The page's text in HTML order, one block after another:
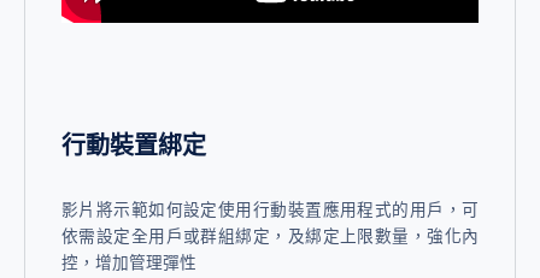
行動裝置綁定
影片將示範如何設定使用行動裝置應用程式的用戶，可
依需設定全用戶或群組綁定，及綁定上限數量，強化內
控，增加管理彈性